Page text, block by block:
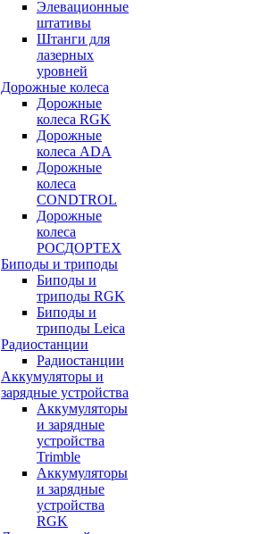
Элевационные
штативы
Штанги для
лазерных
уровней
Дорожные колеса
Дорожные
колеса RGK
Дорожные
колеса ADA
Дорожные
колеса
CONDTROL
Дорожные
колеса
РОСДОРТЕХ
Биподы и триподы
Биподы и
триподы RGK
Биподы и
триподы Leica
Радиостанции
Радиостанции
Аккумуляторы и
зарядные устройства
Аккумуляторы
и зарядные
устройства
Trimble
Аккумуляторы
и зарядные
устройства
RGK